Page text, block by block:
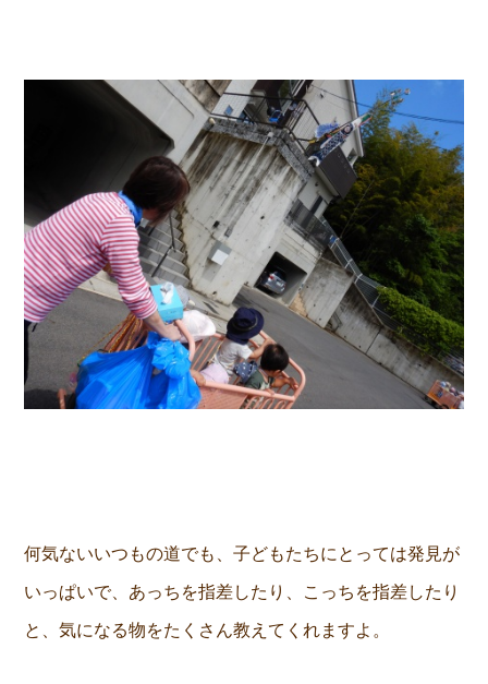
何気ないいつもの道でも、子どもたちにとっては発見が
いっぱいで、あっちを指差したり、こっちを指差したり
と、気になる物をたくさん教えてくれますよ。